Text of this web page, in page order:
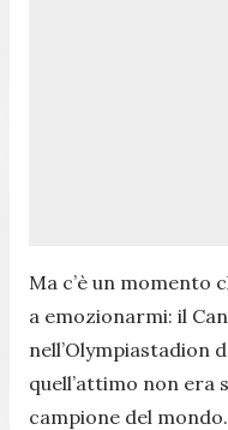
Ma c’è un momento
a emozionarmi: il
nell’Olympiastadion
quell’attimo non era
campione del